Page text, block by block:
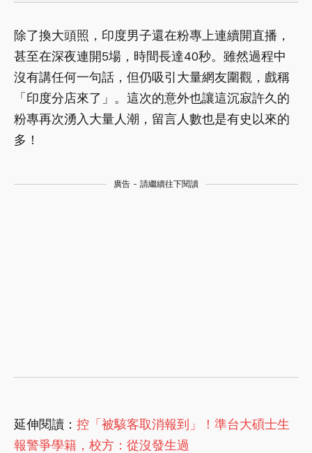
除了換大頭照，印度男子還在粉專上連續開直播，
甚至在深夜連開5場，時間長達40秒。雖然過程中
沒有講任何一句話，但仍吸引大量網友圍觀，戲稱
「印度分店來了」。這次的意外也讓這沉寂許久的
粉專再次湧入大量人潮，留言人數也是有史以來的
多！
廣告 - 請繼續往下閱讀
延伸閱讀： 控「被駭客取消報到」！準台大碩士生
報警爭學籍，校方：從沒發生過